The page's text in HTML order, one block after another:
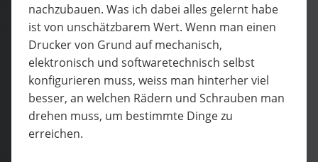
nachzubauen. Was ich dabei alles gelernt habe
ist von unschätzbarem Wert. Wenn man einen
Drucker von Grund auf mechanisch,
elektronisch und softwaretechnisch selbst
konfigurieren muss, weiss man hinterher viel
besser, an welchen Rädern und Schrauben man
drehen muss, um bestimmte Dinge zu
erreichen.